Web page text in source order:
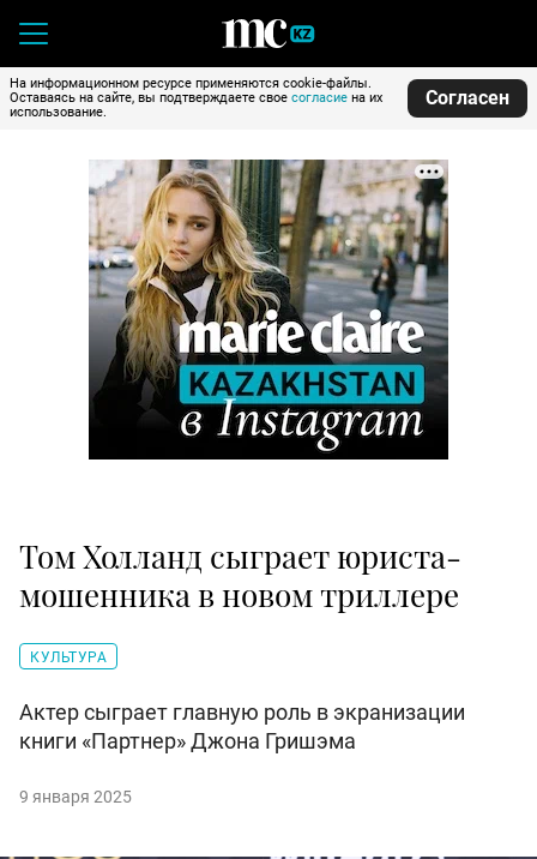
На информационном ресурсе применяются cookie-файлы.
Оставаясь на сайте, вы подтверждаете свое согласие на их
использование.
Согласен
Том Холланд сыграет юриста-
мошенника в новом триллере
КУЛЬТУРА
Актер сыграет главную роль в экранизации
книги «Партнер» Джона Гришэма
9 января 2025